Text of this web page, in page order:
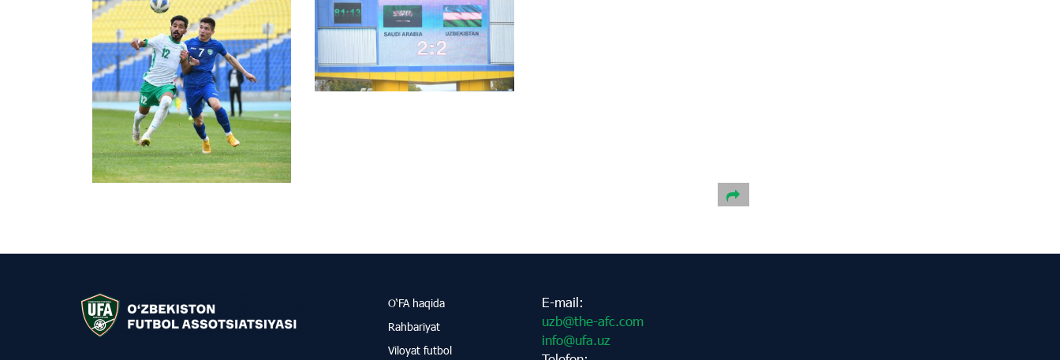
O‘FA haqida
Rahbariyat
Viloyat futbol
E-mail:
uzb@the-afc.com
info@ufa.uz